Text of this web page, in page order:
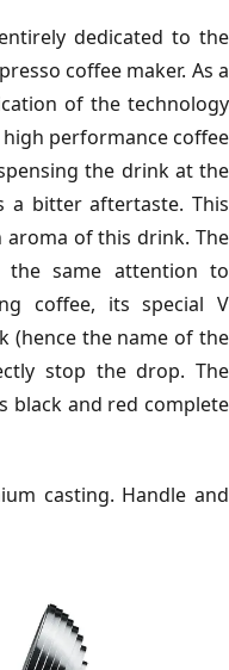
dedicated to the
coffee maker. As a
of the technology
high performance coffee
the drink at the
a bitter aftertaste. This
of this drink. The
the same attention to
coffee, its special V
(hence the name of the
stop the drop. The
black and red complete
casting. Handle and